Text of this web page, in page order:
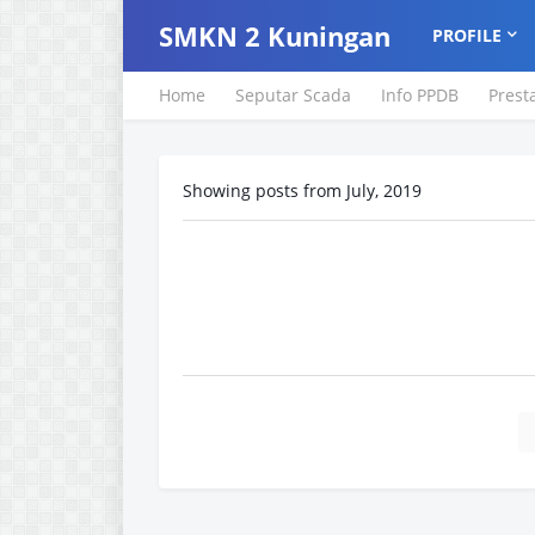
SMKN 2 Kuningan PROFILE
Home Seputar Scada Info PPDB
Showing posts from July, 2019